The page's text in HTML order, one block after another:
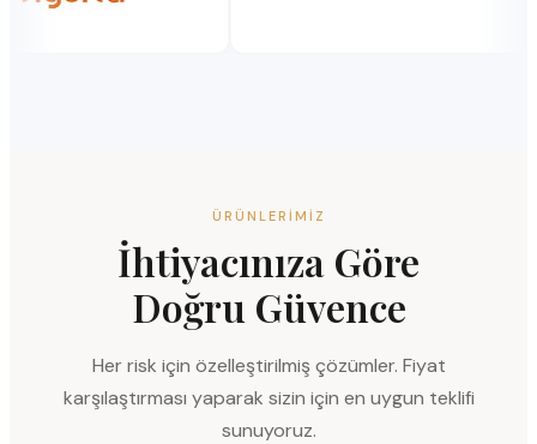
ÜRÜNLERIMIZ
İhtiyacınıza Göre
Doğru Güvence
Her risk için özelleştirilmiş çözümler. Fiyat
karşılaştırması yaparak sizin için en uygun teklifi
sunuyoruz.